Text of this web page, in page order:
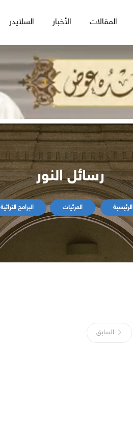
المقالات الأخبار السلايدر
رسائل النور
الرئيسية المرئيات البرامج التراثية
السابق